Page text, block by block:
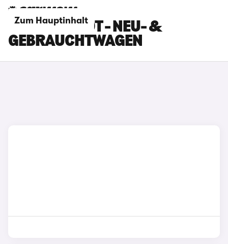
Zum Hauptinhalt
HYUNDAI ROT - NEU- &
GEBRAUCHTWAGEN